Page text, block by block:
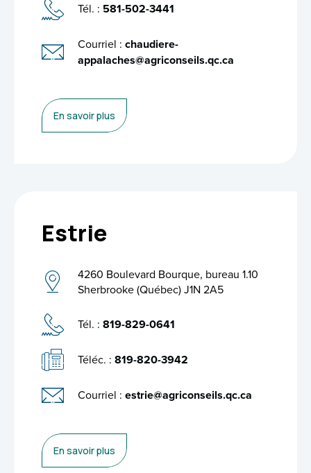
Tél. : 581-502-3441
Courriel : chaudiere-
appalaches@agriconseils.qc.ca
En savoir plus
Estrie
4260 Boulevard Bourque, bureau 1.10
Sherbrooke (Québec) J1N 2A5
Tél. : 819-829-0641
Téléc. : 819-820-3942
Courriel : estrie@agriconseils.qc.ca
En savoir plus